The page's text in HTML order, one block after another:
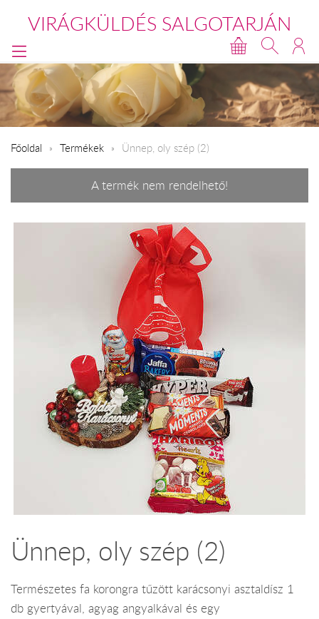
VIRÁGKÜLDÉS SALGOTARJÁN
Főoldal Termékek Ünnep, oly szép (2)
A termék nem rendelhető!
Ünnep, oly szép (2)
Természetes fa korongra tűzött karácsonyi asztaldísz 1
db gyertyával, agyag angyalkával és egy